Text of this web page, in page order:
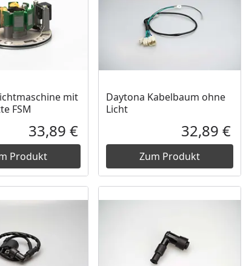
mit
FSM
Aktueller Preis
33,89 €
Produkt
Daytona Kabelbaum ohne
Licht
32,89 €
Zum Produkt